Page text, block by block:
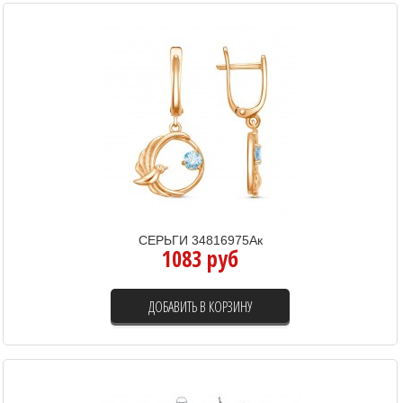
СЕРЬГИ 34816975Ак
1083 руб
ДОБАВИТЬ В КОРЗИНУ